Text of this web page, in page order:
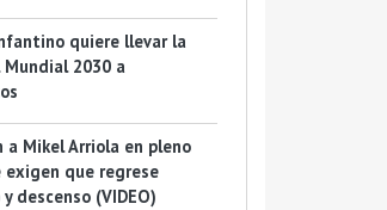
quiere llevar la
2030 a
a Mikel Arriola en pleno
exigen que regrese
descenso (VIDEO)